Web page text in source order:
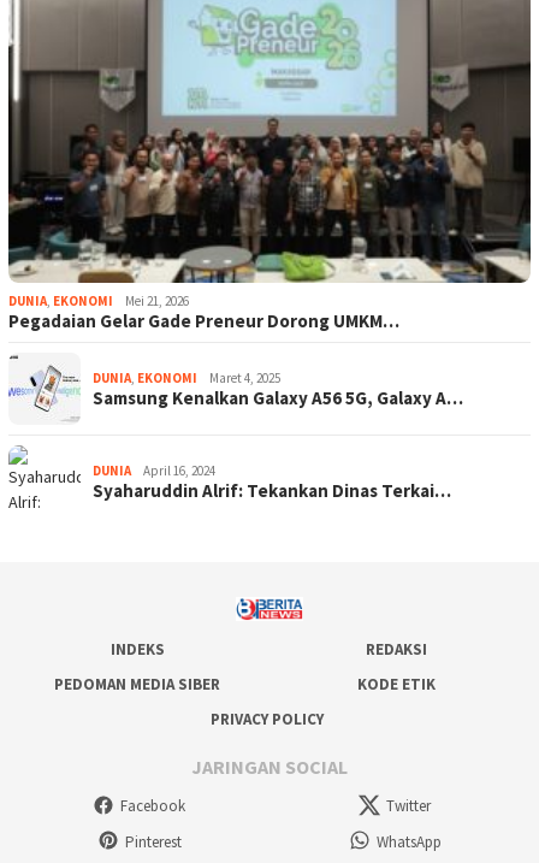
DUNIA, EKONOMI Mei 21, 2026
Pegadaian Gelar Gade Preneur Dorong UMKM…
DUNIA, EKONOMI Maret 4, 2025
Samsung Kenalkan Galaxy A56 5G, Galaxy A…
DUNIA April 16, 2024
Syaharuddin Alrif: Tekankan Dinas Terkai…
INDEKS
REDAKSI
PEDOMAN MEDIA SIBER
KODE ETIK
PRIVACY POLICY
JARINGAN SOCIAL
Facebook
Twitter
Pinterest
WhatsApp